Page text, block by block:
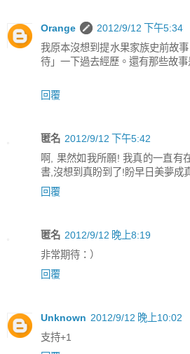
Orange
2012/9/12 下午5:34
我原本沒想到提水果家族史前故
待」一下過去經歷。還有那些故
回覆
匿名 2012/9/12 下午5:42
啊, 果然如我所願! 我真的一直有
書,沒想到真盼到了!盼早日美夢成
回覆
匿名 2012/9/12 晚上8:19
非常期待：）
回覆
Unknown 2012/9/12 晚上10:02
支持+1